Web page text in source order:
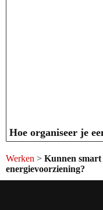
Hoe organiseer je
Werken > Kunnen smart
energievoorziening?